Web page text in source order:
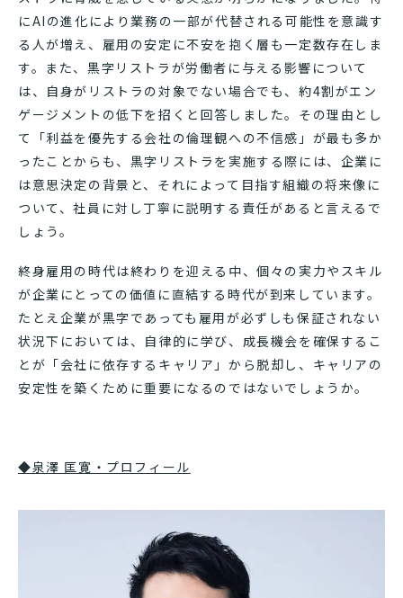
にAIの進化により業務の一部が代替される可能性を意識す
る人が増え、雇用の安定に不安を抱く層も一定数存在しま
す。また、黒字リストラが労働者に与える影響について
は、自身がリストラの対象でない場合でも、約4割がエン
ゲージメントの低下を招くと回答しました。その理由とし
て「利益を優先する会社の倫理観への不信感」が最も多か
ったことからも、黒字リストラを実施する際には、企業に
は意思決定の背景と、それによって目指す組織の将来像に
ついて、社員に対し丁寧に説明する責任があると言えるで
しょう。
終身雇用の時代は終わりを迎える中、個々の実力やスキル
が企業にとっての価値に直結する時代が到来しています。
たとえ企業が黒字であっても雇用が必ずしも保証されない
状況下においては、自律的に学び、成長機会を確保するこ
とが「会社に依存するキャリア」から脱却し、キャリアの
安定性を築くために重要になるのではないでしょうか。
◆泉澤 匡寛・プロフィール